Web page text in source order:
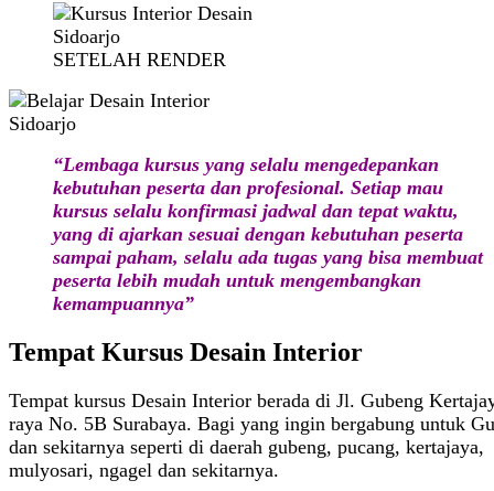
SETELAH RENDER
“Lembaga kursus yang selalu mengedepankan
kebutuhan peserta dan profesional. Setiap mau
kursus selalu konfirmasi jadwal dan tepat waktu,
yang di ajarkan sesuai dengan kebutuhan peserta
sampai paham, selalu ada tugas yang bisa membuat
peserta lebih mudah untuk mengembangkan
kemampuannya”
Tempat Kursus Desain Interior
Tempat kursus Desain Interior berada di Jl. Gubeng
raya No. 5B Surabaya. Bagi yang ingin bergabung untuk
dan sekitarnya seperti di daerah gubeng, pucang, kertajaya,
mulyosari, ngagel dan sekitarnya.